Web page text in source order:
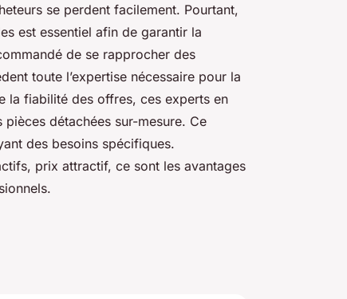
se perdent facilement. Pourtant,
est essentiel afin de garantir la
de se rapprocher des
toute l’expertise nécessaire pour la
la fiabilité des offres, ces experts en
détachées sur-mesure. Ce
des besoins spécifiques.
prix attractif, ce sont les avantages